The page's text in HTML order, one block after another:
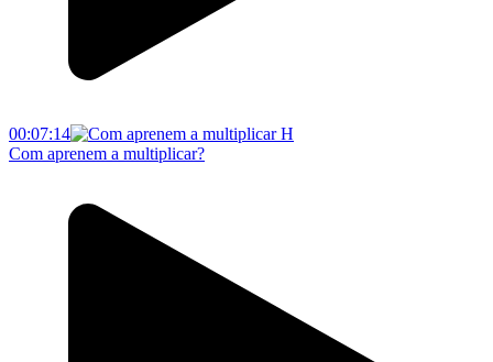
00:07:14
Com aprenem a multiplicar?